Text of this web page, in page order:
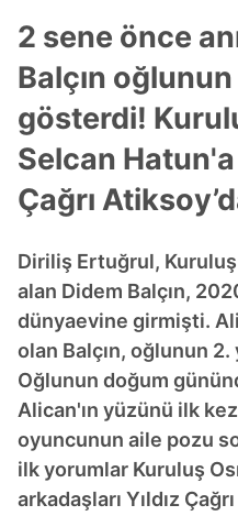
2 sene önce
Balçın
gösterdi!
Selcan Hatun'a
Çağrı
Diriliş Ertuğrul,
alan Didem Balçın,
dünyaevine girmişti.
olan Balçın, oğlunun
Oğlunun doğum
Alican'ın yüzünü ilk
oyuncunun aile pozu
ilk yorumlar Kuruluş
arkadaşları Yıldız